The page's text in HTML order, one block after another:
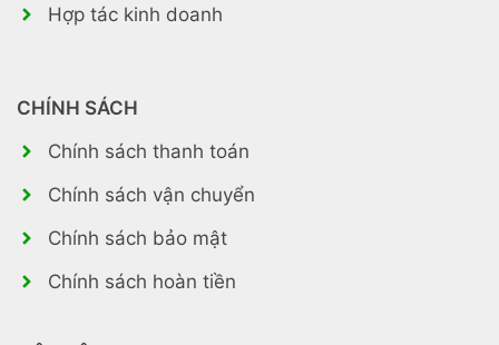
Hợp tác kinh doanh
CHÍNH SÁCH
Chính sách thanh toán
Chính sách vận chuyển
Chính sách bảo mật
Chính sách hoàn tiền